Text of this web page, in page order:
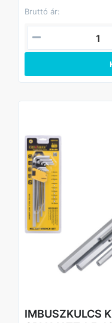
Kompakt, 8 részes
imbuszméreteket.
Szénacél alapanyag,
Fekete bevonat a
Könnyen hordozható
Ideális bútorok
műhelyfeladatokhoz.
Felület: fekete bevonat
Méretek: 1,5–6 mm
Készlet: 8 db
Bruttó ár:
IMBUSZKULCS